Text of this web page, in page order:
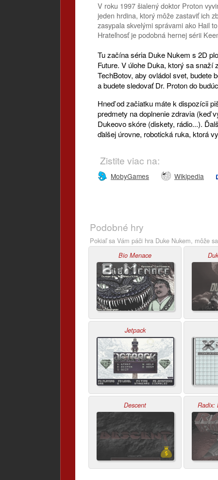
V roku 1997 šialený doktor Proton
jeden hrdina, ktorý môže zastaviť ich
zasypala skvelými správami ako Hail
Hrateľnosť je podobná hernej sérii
Tu začína séria Duke Nukem s 2D
Future. V úlohe Duka, ktorý sa
TechBotov, aby ovládol svet, budete
a budete sledovať Dr. Proton do
Hneď od začiatku máte k dispozícii
predmety na doplnenie zdravia (keď
Dukeovo skóre (diskety, rádio...).
ďalšej úrovne, robotická ruka, ktorá
Zistite viac na:
MobyGames Wikipedia
Podobné hry
Pokiaľ sa Vám páči hra Duke Nukem, môže
Bio Menace
Jetpack
Descent Radix: